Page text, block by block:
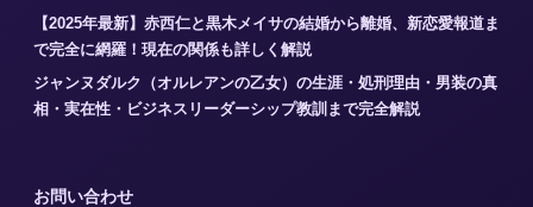
【2025年最新】赤西仁と黒木メイサの結婚から離婚、新恋愛報道ま
で完全に網羅！現在の関係も詳しく解説
ジャンヌダルク（オルレアンの乙女）の生涯・処刑理由・男装の真
相・実在性・ビジネスリーダーシップ教訓まで完全解説
お問い合わせ